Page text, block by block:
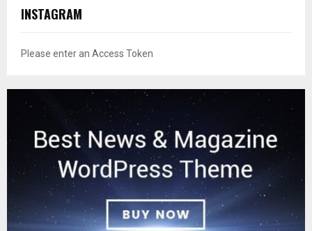
INSTAGRAM
Please enter an Access Token